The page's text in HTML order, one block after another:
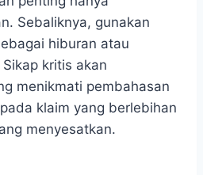
Sebaliknya, gunakan
hiburan atau
kritis akan
menikmati pembahasan
klaim yang berlebihan
menyesatkan.